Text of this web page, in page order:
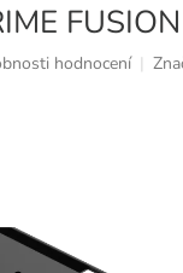
hodnocení